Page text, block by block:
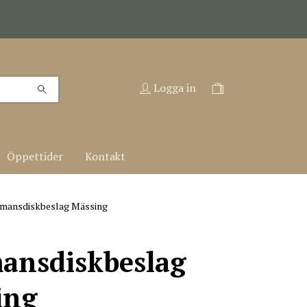
Logga in
Öppettider Kontakt
Mässing